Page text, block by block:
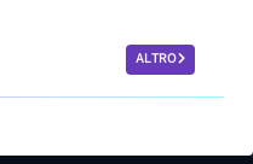
ALTRO